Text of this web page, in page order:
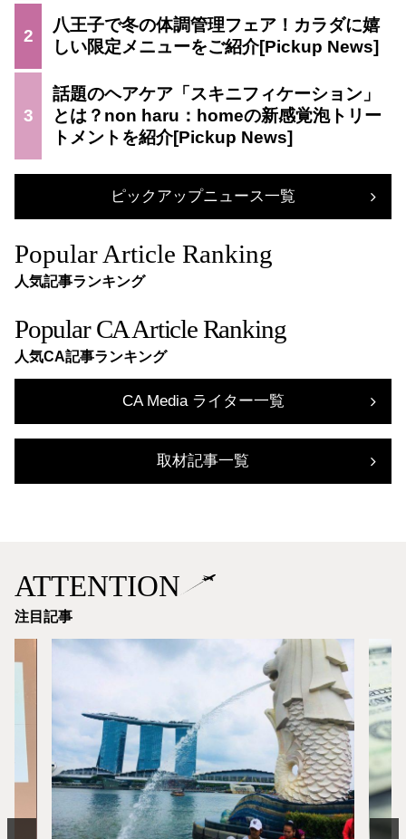
2
八王子で冬の体調管理フェア！カラダに嬉
しい限定メニューをご紹介
3
話題のヘアケア「スキニフィケーション」
とは？non haru：homeの新感覚泡トリー
トメントを紹介
ピックアップニュース一覧
Popular Article Ranking
人気記事ランキング
Popular CA Article Ranking
人気CA記事ランキング
CA Media ライター一覧
取材記事一覧
ATTENTION
注目記事